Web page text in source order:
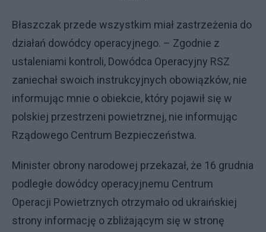
Błaszczak przede wszystkim miał zastrzeżenia do
działań dowódcy operacyjnego. – Zgodnie z
ustaleniami kontroli, Dowódca Operacyjny RSZ
zaniechał swoich instrukcyjnych obowiązków, nie
informując mnie o obiekcie, który pojawił się w
polskiej przestrzeni powietrznej, nie informując
Rządowego Centrum Bezpieczeństwa.
Minister obrony narodowej przekazał, że 16 grudnia
podległe dowódcy operacyjnemu Centrum
Operacji Powietrznych otrzymało od ukraińskiej
strony informację o zbliżającym się w stronę